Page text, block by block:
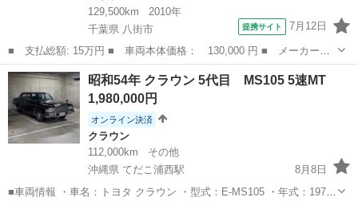
129,500km
2010年
千葉県 八街市
提携サイト 7月12日
■ 支払総額: 15万円 ■ 車両本体価格： 130,000 円 ■ メーカー
名： トヨタ ■ 車種名： パッソ ■ グレード名： Ｇ ユーザー
買取車 Ｂｌｕｅｔｏｏｔｈ ＥＴＣ アルミホイール ■ 排気
量： 1300cc...
千葉 八街市 パッソ
昭和54年 クラウン 5代目 MS105 5速MT
1,980,000円
オンライン決済
クラウン
112,000km
その他
沖縄県 てだこ浦西駅
8月8日
■車両情報 ・車名：トヨタ クラウン ・型式：E-MS105 ・年式：1979